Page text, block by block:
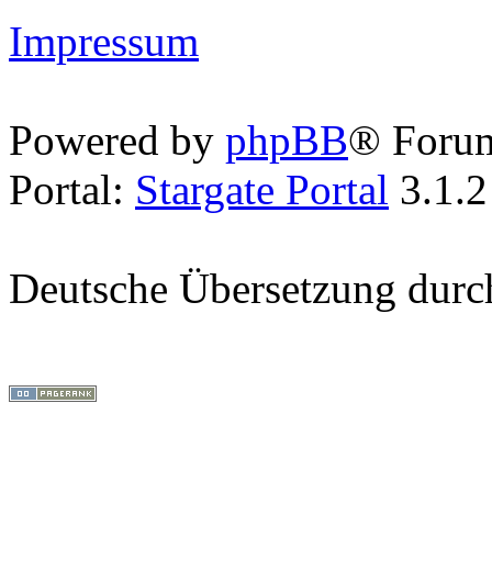
Impressum
Powered by phpBB®
Portal: Stargate Portal
Deutsche Übersetzung